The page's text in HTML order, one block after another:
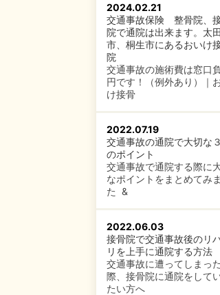
2024.02.21
交通事故保険 整骨院、
院で通院は出来ます。太田
市、桐生市にあるおいけ
院
交通事故の施術費は窓口
円です！（例外あり）｜
け接骨
2022.07.19
交通事故の通院で大切な
のポイント
交通事故で通院する際に
なポイントをまとめてみ
た &
2022.06.03
接骨院で交通事故後のリ
リを上手に通院する方法
交通事故に遭ってしまった
際、接骨院に通院をして
たい方へ